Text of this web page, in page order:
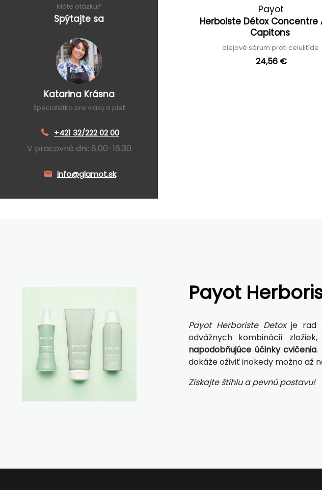
Máte otázku?
Spýtajte sa
Katarina Krásna
špecialistka pre vlasy a pleť
+421 32/222 02 00
V pracovné dni: 8:00-16:30
info@glamot.sk
Payot
Herboiste Détox Concentre
Capitons
olejové sérum proti celulitíde
24,56 €
Payot
Payot Herboriste Detoxje rad
odvážnych kombinácií
napodobňujúce účinky cvičenia.
dokáže oživiť inokedy možno až
Získajte štíhlu a pevnú postavu!